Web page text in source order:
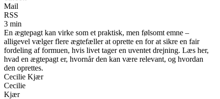
Mail
RSS
3 min
En ægtepagt kan virke som et praktisk, men følsomt emne –
alligevel vælger flere ægtefæller at oprette en for at sikre en fair
fordeling af formuen, hvis livet tager en uventet drejning. Læs her,
hvad en ægtepagt er, hvornår den kan være relevant, og hvordan
den oprettes.
Cecilie Kjær
Cecilie
Kjær